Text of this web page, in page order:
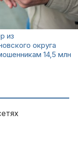
из
округа
14,5 млн